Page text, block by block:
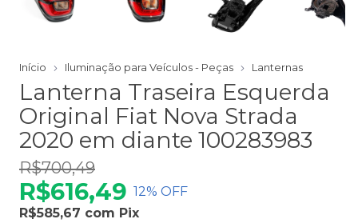
Início Iluminação para Veículos - Peças Lanternas
Lanterna Traseira Esquerda
Original Fiat Nova Strada
2020 em diante 100283983
R$700,49
R$616,49 12% OFF
R$585,67 com Pix